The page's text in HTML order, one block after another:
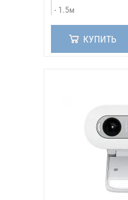
1.5м
КУПИТЬ